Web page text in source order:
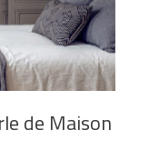
de Maison